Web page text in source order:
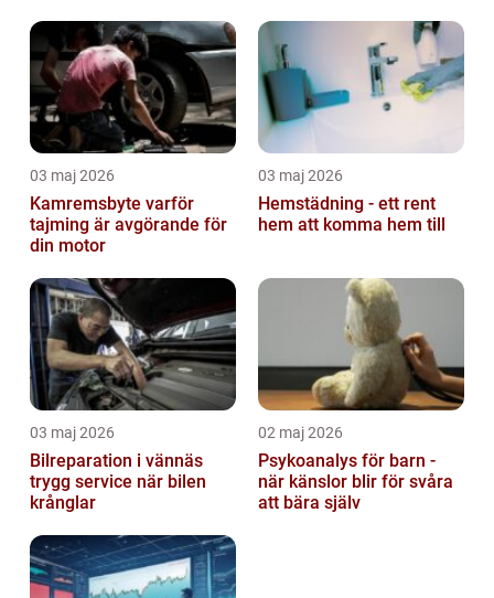
03 maj 2026
Kamremsbyte varför
tajming är avgörande för
din motor
03 maj 2026
Hemstädning - ett rent
hem att komma hem till
03 maj 2026
Bilreparation i vännäs
trygg service när bilen
krånglar
02 maj 2026
Psykoanalys för barn -
när känslor blir för svåra
att bära själv